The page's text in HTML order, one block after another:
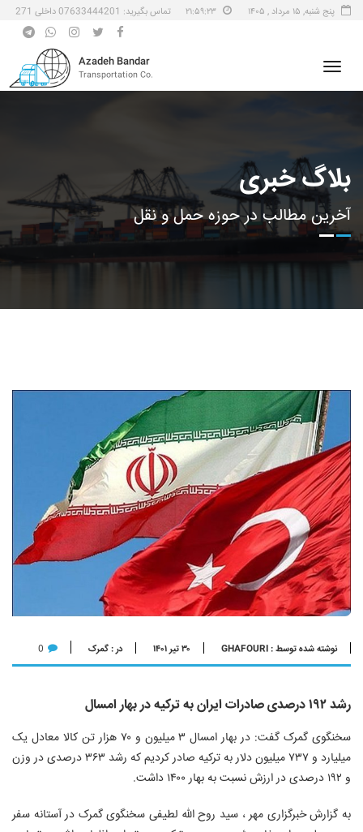
پنج شنبه, ۱۵ مرداد , ۱۴۰۵ تماس بگیرید: 07633444201 داخلی 271
Azadeh Bandar
Transportation Co.
بلاگ خبری
آخرین مطالب در حوزه حمل و نقل
نوشته شده توسط : GHAFOURI ۳۰ تیر ۱۴۰۱ در :گمرک 0
رشد ۱۹۲ درصدی صادرات ایران به ترکیه در بهار امسال
سخنگوی گمرک گفت: در بهار امسال ۳ میلیون و ۷۰ هزار تن کالا معادل یک
میلیارد و ۷۳۷ میلیون دلار به ترکیه صادر کردیم که رشد ۳۶۳ درصدی در وزن
و ۱۹۲ درصدی در ارزش نسبت به بهار ۱۴۰۰ داشت.
به گزارش خبرگزاری مهر ، سید روح الله لطیفی سخنگوی گمرک در آستانه سفر